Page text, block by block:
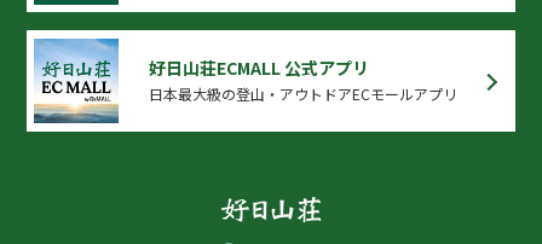
好日山荘ECMALL 公式アプリ
日本最大級の登山・アウトドアECモールアプリ